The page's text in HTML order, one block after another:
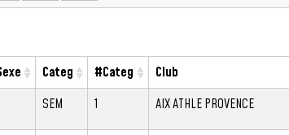
Categ #Categ Club
SEM 1 AIX ATHLE PROVENCE